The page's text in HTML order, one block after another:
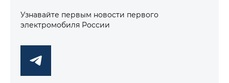
Узнавайте первым новости первого
электромобиля России